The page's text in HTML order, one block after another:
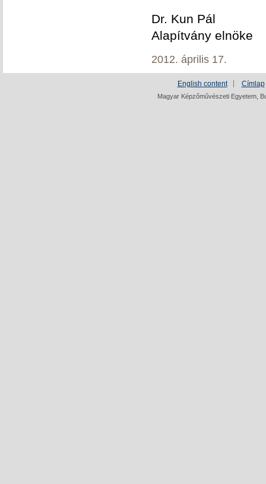
Dr. Kun Pál
Alapítvány elnöke
2012. április 17.
English content Címlap
Magyar Képzőművészeti Egyetem,